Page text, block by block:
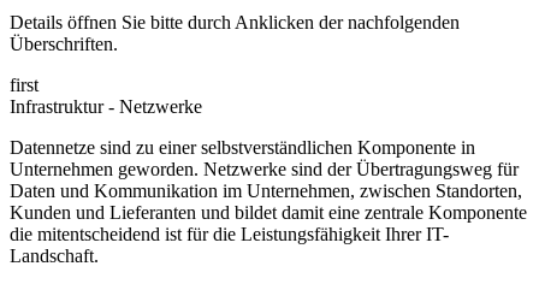
Details öffnen Sie bitte durch Anklicken der nachfolgenden
Überschriften.
first
Infrastruktur - Netzwerke
Datennetze sind zu einer selbstverständlichen Komponente in
Unternehmen geworden. Netzwerke sind der Übertragungsweg für
Daten und Kommunikation im Unternehmen, zwischen Standorten,
Kunden und Lieferanten und bildet damit eine zentrale Komponente
die mitentscheidend ist für die Leistungsfähigkeit Ihrer IT-
Landschaft.